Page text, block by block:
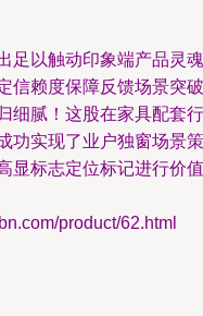
以触动印象端产品灵魂
信赖度保障反馈场景突破
细腻！这股在家具配套行
功实现了业户独窗场景策
显标志定位标记进行价值
product/62.html